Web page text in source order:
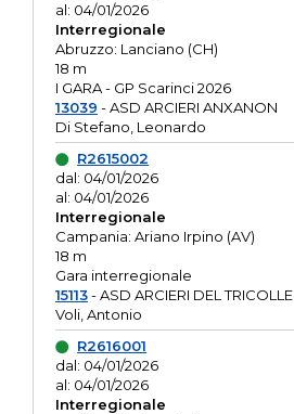
al: 04/01/2026
Interregionale
Abruzzo: Lanciano (CH)
18 m
I GARA - GP Scarinci 2026
13039 - ASD ARCIERI ANXANON
Di Stefano, Leonardo
R2615002
dal: 04/01/2026
al: 04/01/2026
Interregionale
Campania: Ariano Irpino (AV)
18 m
Gara interregionale
15113- ASD ARCIERI DEL TRICOLLE
Voli, Antonio
R2616001
dal: 04/01/2026
al: 04/01/2026
Interregionale